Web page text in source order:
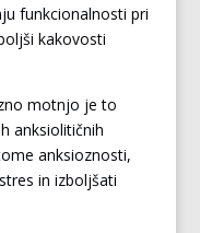
funkcionalnosti pri
kakovosti
motnjo je to
anksiolitičnih
anksioznosti,
in izboljšati